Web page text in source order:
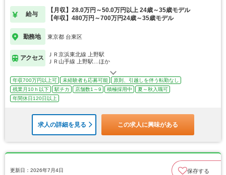
給与
【月収】28.0万円～50.0万円以上 24歳～35歳モデル
【年収】480万円～700万円24歳～35歳モデル
勤務地 東京都 台東区
アクセス
ＪＲ京浜東北線 上野駅
ＪＲ山手線 上野駅…ほか
年収700万円以上可 未経験者も応募可能
原則、引越しを伴う転勤なし
残業月10ｈ以下
駅チカ 店舗数1～9 積極採用中
夏～秋入職可
年間休日120日以上
求人の詳細を見る この求人に興味がある
更新日：2026年7月4日 保存する